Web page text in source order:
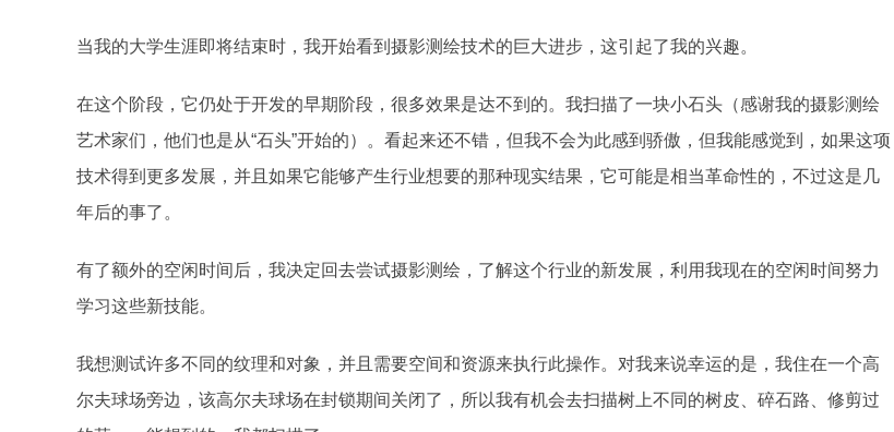
当我的大学生涯即将结束时，我开始看到摄影测绘技术的巨大进步，这引起了我的兴趣。
在这个阶段，它仍处于开发的早期阶段，很多效果是达不到的。我扫描了一块小石头（感谢我的摄影测绘
艺术家们，他们也是从“石头”开始的）。看起来还不错，但我不会为此感到骄傲，但我能感觉到，如果这项
技术得到更多发展，并且如果它能够产生行业想要的那种现实结果，它可能是相当革命性的，不过这是几
年后的事了。
有了额外的空闲时间后，我决定回去尝试摄影测绘，了解这个行业的新发展，利用我现在的空闲时间努力
学习这些新技能。
我想测试许多不同的纹理和对象，并且需要空间和资源来执行此操作。对我来说幸运的是，我住在一个高
尔夫球场旁边，该高尔夫球场在封锁期间关闭了，所以我有机会去扫描树上不同的树皮、碎石路、修剪过